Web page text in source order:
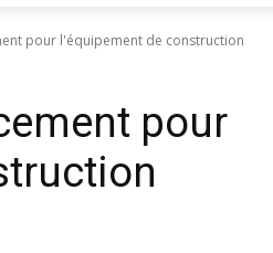
pour l'équipement de construction
pour